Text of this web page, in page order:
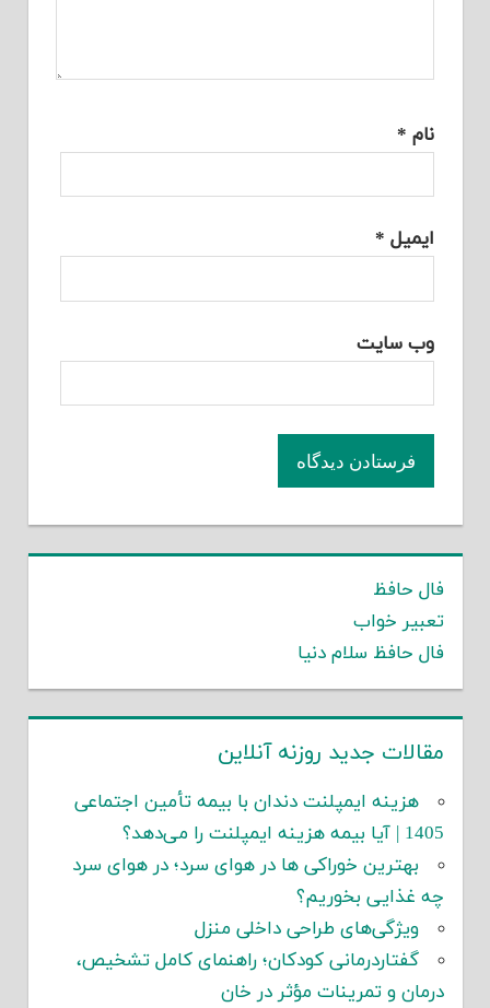
نام *
ایمیل *
وب‌ سایت
فال حافظ
تعبیر خواب
فال حافظ سلام دنیا
مقالات جدید روزنه آنلاین
هزینه ایمپلنت دندان با بیمه تأمین اجتماعی
1405 | آیا بیمه هزینه ایمپلنت را می‌دهد؟
بهترین خوراکی ها در هوای سرد؛ در هوای سرد
چه غذایی بخوریم؟
ویژگی‌های طراحی داخلی منزل
گفتاردرمانی کودکان؛ راهنمای کامل تشخیص،
درمان و تمرینات مؤثر در خان